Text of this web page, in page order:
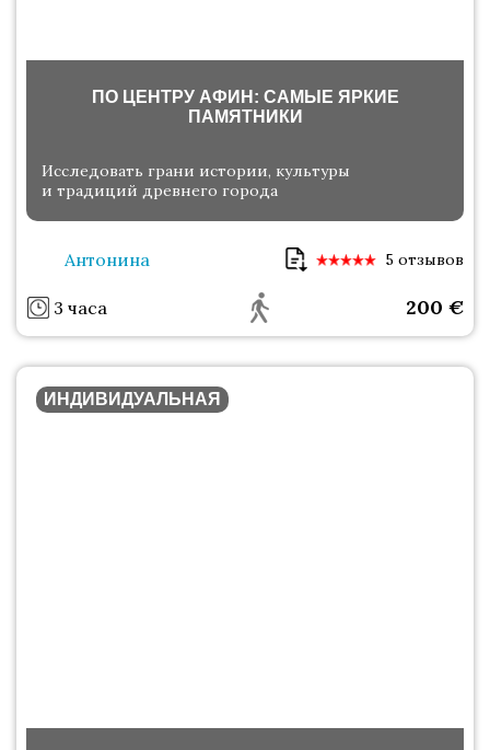
ПО ЦЕНТРУ АФИН: САМЫЕ ЯРКИЕ
ПАМЯТНИКИ
Исследовать грани истории, культуры
и традиций древнего города
Антонина 5 отзывов
3 часа 200 €
ИНДИВИДУАЛЬНАЯ